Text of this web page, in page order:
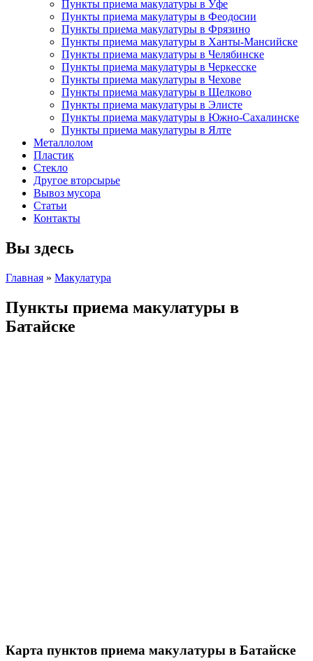
Пункты приема макулатуры в Уфе
Пункты приема макулатуры в Феодосии
Пункты приема макулатуры в Фрязино
Пункты приема макулатуры в Ханты-Мансийске
Пункты приема макулатуры в Челябинске
Пункты приема макулатуры в Черкесске
Пункты приема макулатуры в Чехове
Пункты приема макулатуры в Щелково
Пункты приема макулатуры в Элисте
Пункты приема макулатуры в Южно-Сахалинске
Пункты приема макулатуры в Ялте
Металлолом
Пластик
Стекло
Другое вторсырье
Вывоз мусора
Статьи
Контакты
Вы здесь
Главная » Макулатура
Пункты приема макулатуры в
Батайске
Карта пунктов приема макулатуры в Батайске